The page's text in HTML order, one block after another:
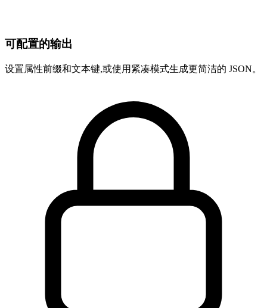
可配置的输出
设置属性前缀和文本键,或使用紧凑模式生成更简洁的 JSON。